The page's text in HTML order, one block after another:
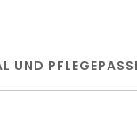
UND PFLEGE